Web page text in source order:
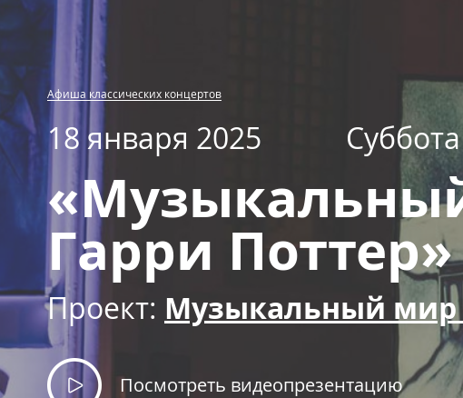
Афиша классических концертов
18 января 2025 Суббота
Гарри Поттер»
Проект: Музыкальный мир
Посмотреть видеопрезентацию